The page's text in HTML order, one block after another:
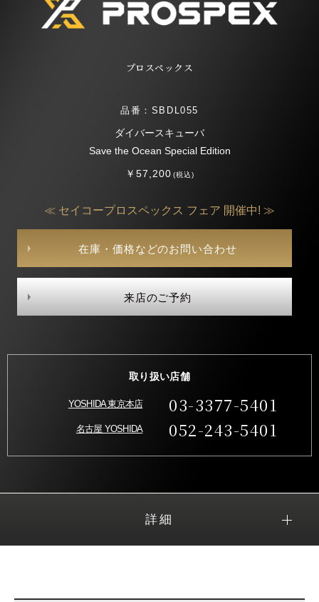
プロスペックス
品番：SBDL055
ダイバースキューバ
Save the Ocean Special Edition
￥57,200(税込)
≪ セイコープロスペックス フェア 開催中! ≫
在庫・価格などのお問い合わせ
来店のご予約
取り扱い店舗
YOSHIDA 東京本店 03-3377-5401
名古屋 YOSHIDA 052-243-5401
詳細